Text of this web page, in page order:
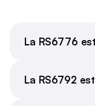
La RS6776
La RS6792